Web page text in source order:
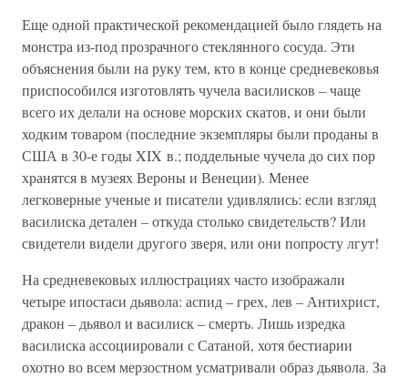
Еще одной практической рекомендацией было глядеть на
монстра из-под прозрачного стеклянного сосуда. Эти
объяснения были на руку тем, кто в конце средневековья
приспособился изготовлять чучела василисков – чаще
всего их делали на основе морских скатов, и они были
ходким товаром (последние экземпляры были проданы в
США в 30-е годы XIX в.; поддельные чучела до сих пор
хранятся в музеях Вероны и Венеции). Менее
легковерные ученые и писатели удивлялись: если взгляд
василиска детален – откуда столько свидетельств? Или
свидетели видели другого зверя, или они попросту лгут!
На средневековых иллюстрациях часто изображали
четыре ипостаси дьявола: аспид – грех, лев – Антихрист,
дракон – дьявол и василиск – смерть. Лишь изредка
василиска ассоциировали с Сатаной, хотя бестиарии
охотно во всем мерзостном усматривали образ дьявола. За